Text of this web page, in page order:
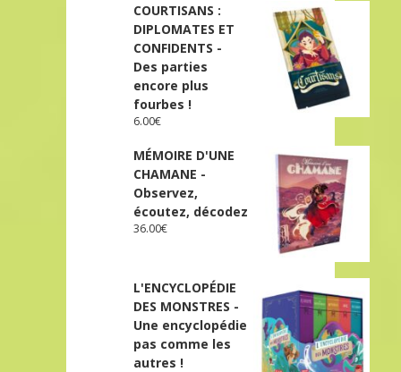
COURTISANS :
DIPLOMATES ET
CONFIDENTS -
Des parties
encore plus
fourbes !
6.00€
MÉMOIRE D'UNE
CHAMANE -
Observez,
écoutez, décodez
36.00€
L'ENCYCLOPÉDIE
DES MONSTRES -
Une encyclopédie
pas comme les
autres !